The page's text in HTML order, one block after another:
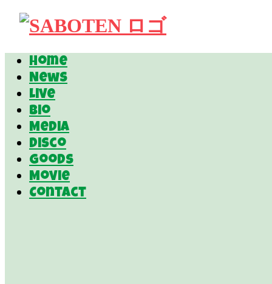
Home
News
Live
Bio
Media
Disco
Goods
Movie
Contact